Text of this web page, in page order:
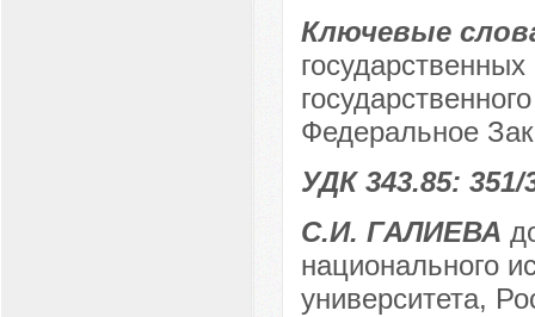
Ключевые
Федеральное
УДК 343.85: 351/
С.И. ГАЛИЕВА
национального
университета,